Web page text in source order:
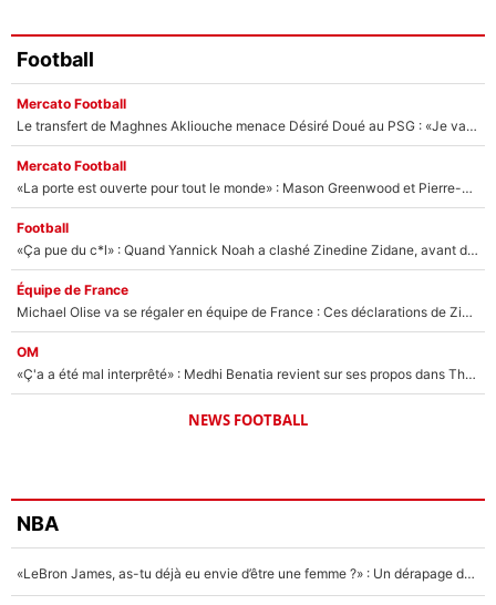
Football
Mercato Football
Le transfert de Maghnes Akliouche menace Désiré Doué au PSG : «Je valide à 200%»
Mercato Football
«La porte est ouverte pour tout le monde» : Mason Greenwood et Pierre-Emerick Aubameyang ont quitté l'OM, Amine Gouiri balance sur la suite du mercato et sur la réaction du vestiaire !
Football
«Ça pue du c*l» : Quand Yannick Noah a clashé Zinedine Zidane, avant de se faire recadrer par le nouveau sélectionneur de l'équipe de France !
Équipe de France
Michael Olise va se régaler en équipe de France : Ces déclarations de Zinedine Zidane qui prouvent qu'il va tout miser sur la star du Bayern Munich !
OM
«Ç'a a été mal interprêté» : Medhi Benatia revient sur ses propos dans The Bridge et précise ses conditions pour rejoindre le PSG !
NEWS FOOTBALL
NBA
«LeBron James, as-tu déjà eu envie d’être une femme ?» : Un dérapage de Donald Trump sur la superstar de la NBA refait surface